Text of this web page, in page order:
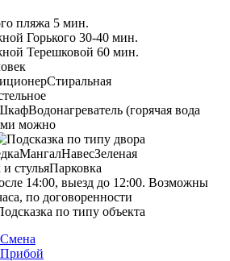
пляжа 5 мин.
Горького 30-40 мин.
Терешковой 60 мин.
Стиральная
Водонагреватель (горячая вода
можно
МангалНавесЗеленая
стульяПарковка
14:00, выезд до 12:00. Возможны
по договоренности